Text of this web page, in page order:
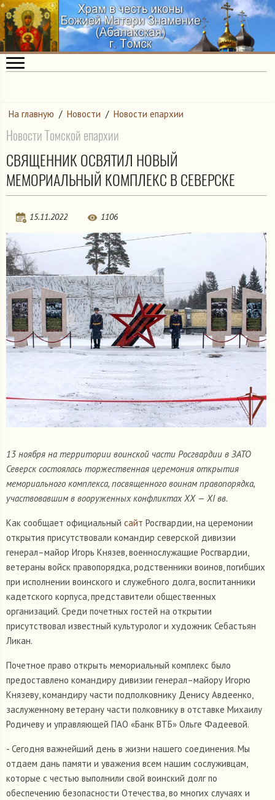
На главную / Новости / Новости епархии
Новости Томской епархии
СВЯЩЕННИК ОСВЯТИЛ НОВЫЙ
МЕМОРИАЛЬНЫЙ КОМПЛЕКС В СЕВЕРСКЕ
15.11.2022 1106
13 ноября на территории воинской части Росгвардии в ЗАТО
Северск состоялась торжественная церемония открытия
мемориального комплекса, посвященного воинам правопорядка,
участвовавшим в вооруженных конфликтах XX — XI вв.
Как сообщает официальный сайт Росгвардии, на церемонии
открытия присутствовали командир северской дивизии
генерал–майор Игорь Князев, военнослужащие Росгвардии,
ветераны войск правопорядка, родственники воинов, погибших
при исполнении воинского и служебного долга, воспитанники
кадетского корпуса, представители общественных
организаций. Среди почетных гостей на открытии
присутствовал известный культуролог и художник Себастьян
Ликан.
Почетное право открыть мемориальный комплекс было
предоставлено командиру дивизии генерал–майору Игорю
Князеву, командиру части подполковнику Денису Авдеенко,
заслуженному ветерану части полковнику в отставке Михаилу
Родичеву и управляющей ПАО «Банк ВТБ» Ольге Фадеевой.
- Сегодня важнейший день в жизни нашего соединения. Мы
отдаем дань памяти и уважения всем нашим сослуживцам,
которые с честью выполнили свой воинский долг по
обеспечению безопасности Отечества, во многих случаях и